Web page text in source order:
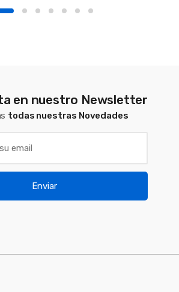
en nuestro Newsletter
todas nuestras Novedades
Enviar